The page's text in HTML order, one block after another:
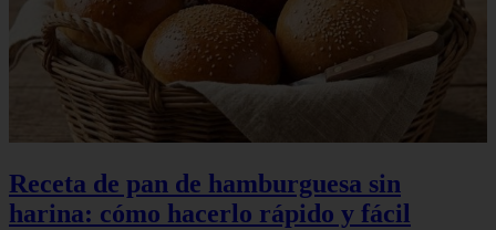
Receta de pan de hamburguesa sin
harina: cómo hacerlo rápido y fácil